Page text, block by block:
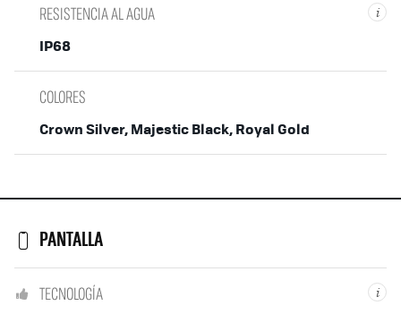
i
RESISTENCIA AL AGUA
IP68
COLORES
Crown Silver, Majestic Black, Royal Gold
PANTALLA
i
TECNOLOGÍA